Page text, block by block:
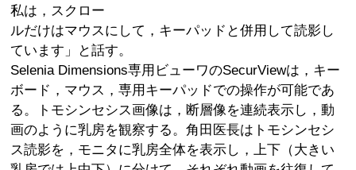
私は，スクロー
ルだけはマウスにして，キーパッドと併用して読影し
ています」と話す。
Selenia Dimensions専用ビューワのSecurViewは，キー
ボード，マウス，専用キーパッドでの操作が可能であ
る。トモシンセシス画像は，断層像を連続表示し，動
画のように乳房を観察する。角田医長はトモシンセシ
ス読影を，モニタに乳房全体を表示し，上下（大きい